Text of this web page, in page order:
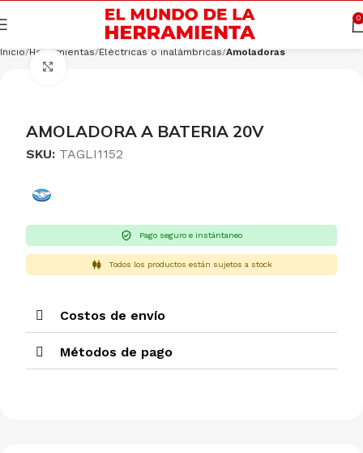
0
Inicio Herramientas Eléctricas o inalámbricas Amoladoras
AMOLADORA A BATERIA 20V
SKU: TAGLI1152
Pago seguro e instántaneo
Todos los productos están sujetos a stock
Costos de envío
Métodos de pago
Cargando productos… CONSULTAR